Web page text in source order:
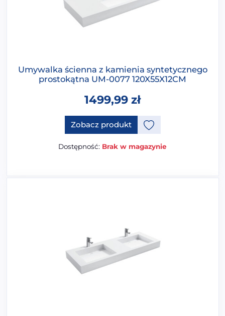
Umywalka ścienna z kamienia syntetycznego
prostokątna UM-0077 120X55X12CM
1499,99 zł
Zobacz produktTen produkt ma opcje, które
Dostępność: Brak w magazynie